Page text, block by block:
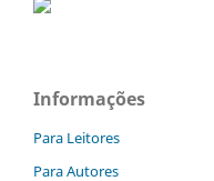
Informações
Para Leitores
Para Autores